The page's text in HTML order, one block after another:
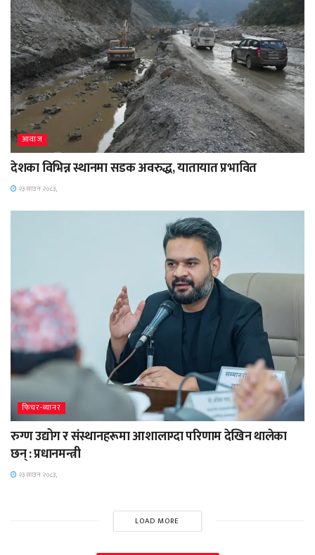
आवाज
देशका विभिन्न स्थानमा सडक अवरुद्ध, यातायात प्रभावित
२३ साउन २०८३,
फिचर-ब्यानर
रुग्ण उद्योग र संस्थानहरूमा आशालाग्दा परिणाम देखिन थालेका
छन् : प्रधानमन्त्री
२३ साउन २०८३,
LOAD MORE